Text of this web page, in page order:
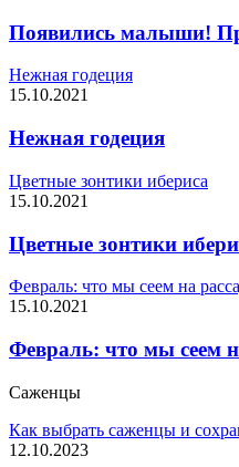
Появились малыши!
Нежная годеция
15.10.2021
Нежная годеция
Цветные зонтики ибериса
15.10.2021
Цветные зонтики
Февраль: что мы сеем на
15.10.2021
Февраль: что мы сеем
Саженцы
Как выбрать саженцы и
12.10.2023